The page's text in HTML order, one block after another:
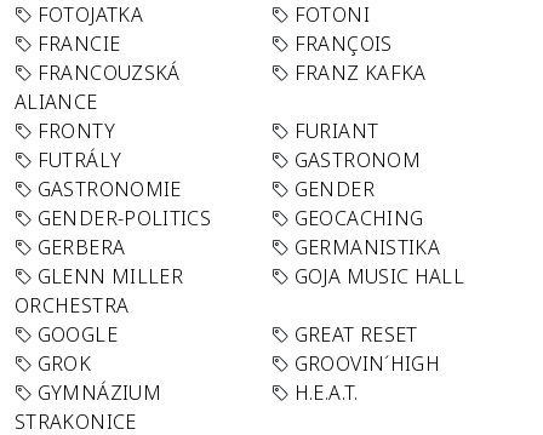
FOTOJATKA
FOTONI
FRANCIE
FRANÇOIS
FRANCOUZSKÁ
ALIANCE
FRANZ KAFKA
FRONTY
FURIANT
FUTRÁLY
GASTRONOM
GASTRONOMIE
GENDER
GENDER-POLITICS
GEOCACHING
GERBERA
GERMANISTIKA
GLENN MILLER
ORCHESTRA
GOJA MUSIC HALL
GOOGLE
GREAT RESET
GROK
GROOVIN´HIGH
GYMNÁZIUM
STRAKONICE
H.E.A.T.